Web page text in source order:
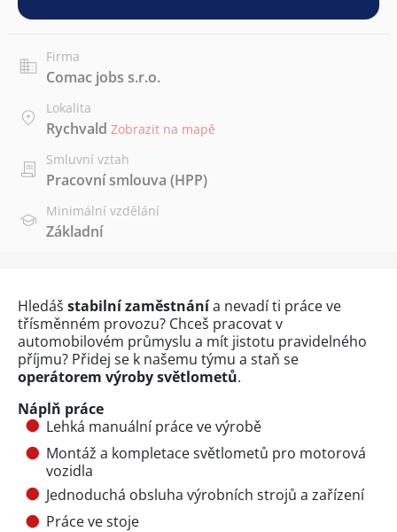
Firma
Comac jobs s.r.o.
Lokalita
Rychvald Zobrazit na mapě
Smluvní vztah
Pracovní smlouva (HPP)
Minimální vzdělání
Základní
Hledáš stabilní zaměstnánía nevadí ti práce ve
třísměnném provozu? Chceš pracovat v
automobilovém průmyslu a mít jistotu pravidelného
příjmu? Přidej se k našemu týmu a staň se
operátorem výroby světlometů.
Náplň práce
Lehká manuální práce ve výrobě
Montáž a kompletace světlometů pro motorová
vozidla
Jednoduchá obsluha výrobních strojů a zařízení
Práce ve stoje